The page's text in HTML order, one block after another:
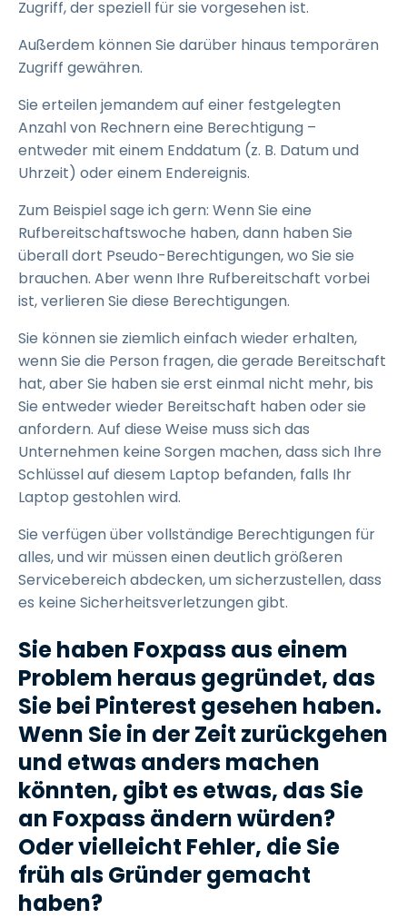
Zugriff, der speziell für sie vorgesehen ist.
Außerdem können Sie darüber hinaus temporären
Zugriff gewähren.
Sie erteilen jemandem auf einer festgelegten
Anzahl von Rechnern eine Berechtigung –
entweder mit einem Enddatum (z. B. Datum und
Uhrzeit) oder einem Endereignis.
Zum Beispiel sage ich gern: Wenn Sie eine
Rufbereitschaftswoche haben, dann haben Sie
überall dort Pseudo-Berechtigungen, wo Sie sie
brauchen. Aber wenn Ihre Rufbereitschaft vorbei
ist, verlieren Sie diese Berechtigungen.
Sie können sie ziemlich einfach wieder erhalten,
wenn Sie die Person fragen, die gerade Bereitschaft
hat, aber Sie haben sie erst einmal nicht mehr, bis
Sie entweder wieder Bereitschaft haben oder sie
anfordern. Auf diese Weise muss sich das
Unternehmen keine Sorgen machen, dass sich Ihre
Schlüssel auf diesem Laptop befanden, falls Ihr
Laptop gestohlen wird.
Sie verfügen über vollständige Berechtigungen für
alles, und wir müssen einen deutlich größeren
Servicebereich abdecken, um sicherzustellen, dass
es keine Sicherheitsverletzungen gibt.
Sie haben Foxpass aus einem
Problem heraus gegründet, das
Sie bei Pinterest gesehen haben.
Wenn Sie in der Zeit zurückgehen
und etwas anders machen
könnten, gibt es etwas, das Sie
an Foxpass ändern würden?
Oder vielleicht Fehler, die Sie
früh als Gründer gemacht
haben?